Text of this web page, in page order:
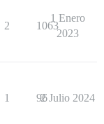
2 1063
1 Enero
2023
1 96
2 Julio 2024